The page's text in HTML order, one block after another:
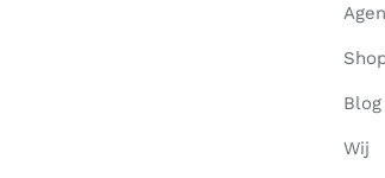
Blog
Wij